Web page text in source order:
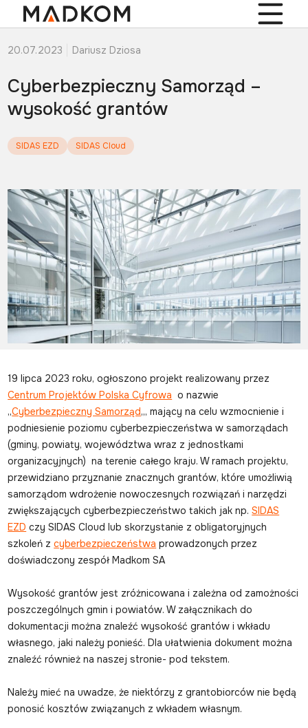
20.07.2023 Dariusz Dziosa
Cyberbezpieczny Samorząd –
wysokość grantów
SIDAS EZD SIDAS Cloud
19 lipca 2023 roku, ogłoszono projekt realizowany przez
Centrum Projektów Polska Cyfrowa o nazwie
„Cyberbezpieczny Samorząd„, mający na celu wzmocnienie i
podniesienie poziomu cyberbezpieczeństwa w samorządach
(gminy, powiaty, województwa wraz z jednostkami
organizacyjnych) na terenie całego kraju. W ramach projektu,
przewidziano przyznanie znacznych grantów, które umożliwią
samorządom wdrożenie nowoczesnych rozwiązań i narzędzi
zwiększających cyberbezpieczeństwo takich jak np.SIDAS
EZD czy SIDAS Cloud lub skorzystanie z obligatoryjnych
szkoleń zcyberbezpieczeństwa prowadzonych przez
doświadczony zespół Madkom SA
Wysokość grantów jest zróżnicowana i zależna od zamożności
poszczególnych gmin i powiatów. W załącznikach do
dokumentacji można znaleźć wysokość grantów i wkładu
własnego, jaki należy ponieść. Dla ułatwienia dokument można
znaleźć również na naszej stronie- pod tekstem.
Należy mieć na uwadze, że niektórzy z grantobiorców nie będą
ponosić kosztów związanych z wkładem własnym.